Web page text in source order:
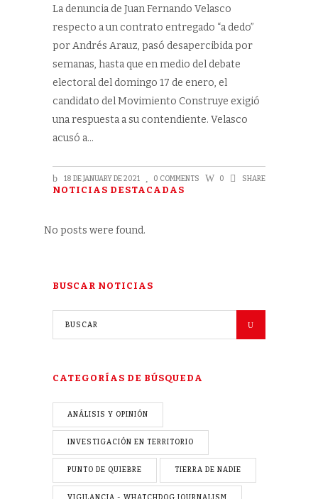
La denuncia de Juan Fernando Velasco
respecto a un contrato entregado “a dedo”
por Andrés Arauz, pasó desapercibida por
semanas, hasta que en medio del debate
electoral del domingo 17 de enero, el
candidato del Movimiento Construye exigió
una respuesta a su contendiente. Velasco
acusó a
18 DE JANUARY DE 2021 0 COMMENTS 0 SHARE
NOTICIAS DESTACADAS
No posts were found.
BUSCAR NOTICIAS
CATEGORÍAS DE BÚSQUEDA
ANÁLISIS Y OPINIÓN
INVESTIGACIÓN EN TERRITORIO
PUNTO DE QUIEBRE TIERRA DE NADIE